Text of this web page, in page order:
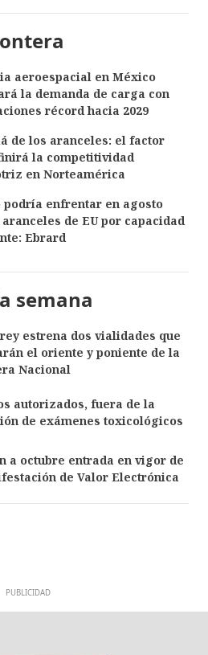
aeroespacial en México
la demanda de carga con
récord hacia 2029
de los aranceles: el factor
la competitividad
en Norteamérica
podría enfrentar en agosto
de EU por capacidad
Ebrard
semana
estrena dos vialidades que
el oriente y poniente de la
Nacional
autorizados, fuera de la
de exámenes toxicológicos
a octubre entrada en vigor de
de Valor Electrónica
PUBLICIDAD